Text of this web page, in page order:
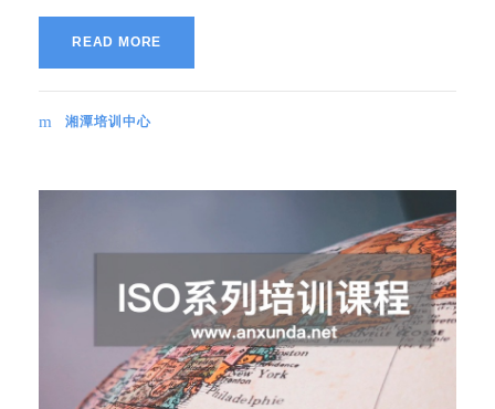
READ MORE
湘潭培训中心